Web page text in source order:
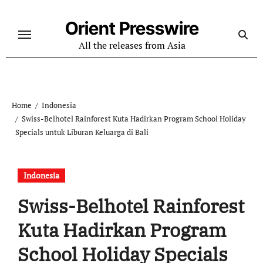
content
Orient Presswire
All the releases from Asia
Home
Indonesia
Swiss-Belhotel Rainforest Kuta Hadirkan Program School Holiday
Specials untuk Liburan Keluarga di Bali
Indonesia
Swiss-Belhotel Rainforest
Kuta Hadirkan Program
School Holiday Specials